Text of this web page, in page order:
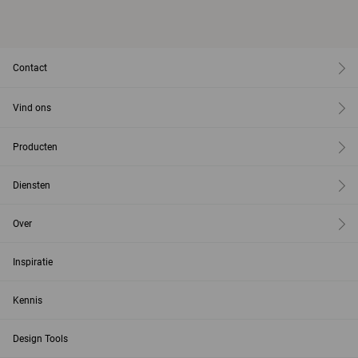
Contact
Vind ons
Producten
Diensten
Over
Inspiratie
Kennis
Design Tools